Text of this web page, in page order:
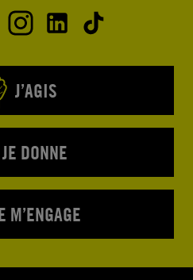
J’AGIS
JE DONNE
M’ENGAGE